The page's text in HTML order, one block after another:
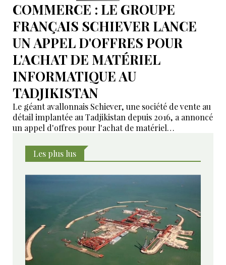
COMMERCE : LE GROUPE
FRANÇAIS SCHIEVER LANCE
UN APPEL D'OFFRES POUR
L'ACHAT DE MATÉRIEL
INFORMATIQUE AU
TADJIKISTAN
Le géant avallonnais Schiever, une société de vente au
détail implantée au Tadjikistan depuis 2016, a annoncé
un appel d'offres pour l'achat de matériel
disques durs, etc.
Les plus lus